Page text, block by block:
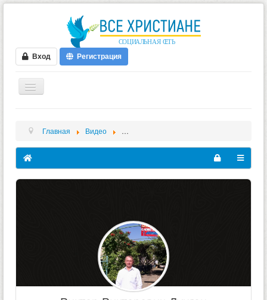
Вход Регистрация
ФОРУМ
ВИДЕО
БЛОГИ
Главная Видео Виктор Викторович Лунган - Videos -